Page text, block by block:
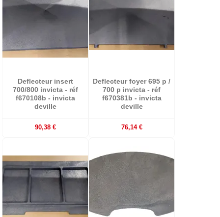
Deflecteur insert
700/800 invicta - réf
f670108b - invicta
deville
90,38 €
Deflecteur foyer 695 p /
700 p invicta - réf
f670381b - invicta
deville
76,14 €